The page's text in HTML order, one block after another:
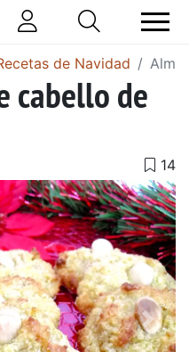
de Navidad
cabello de